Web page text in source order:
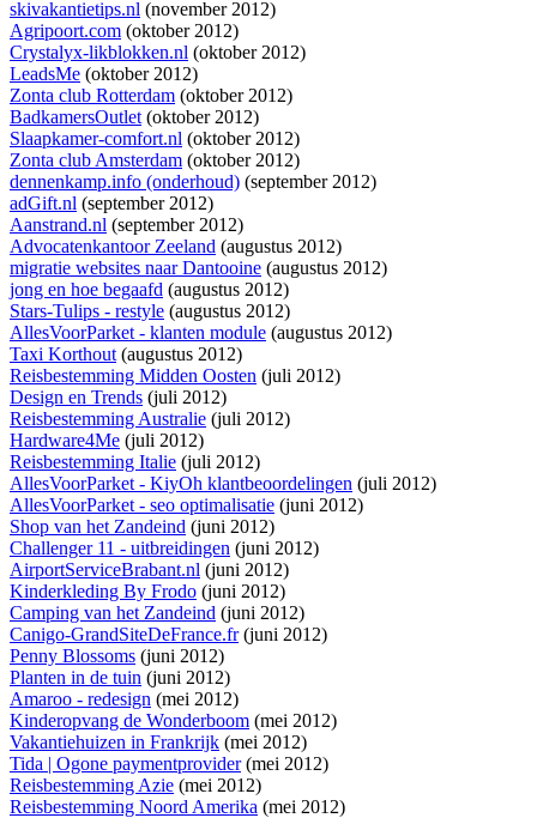
skivakantietips.nl (november 2012)
Agripoort.com (oktober 2012)
Crystalyx-likblokken.nl (oktober 2012)
LeadsMe (oktober 2012)
Zonta club Rotterdam (oktober 2012)
BadkamersOutlet(oktober 2012)
Slaapkamer-comfort.nl (oktober 2012)
Zonta club Amsterdam (oktober 2012)
dennenkamp.info (onderhoud) (september 2012)
adGift.nl (september 2012)
Aanstrand.nl (september 2012)
Advocatenkantoor Zeeland (augustus 2012)
migratie websites naar Dantooine (augustus 2012)
jong en hoe begaafd (augustus 2012)
Stars-Tulips - restyle (augustus 2012)
AllesVoorParket - klanten module (augustus 2012)
Taxi Korthout(augustus 2012)
Reisbestemming Midden Oosten (juli 2012)
Design en Trends (juli 2012)
Reisbestemming Australie (juli 2012)
Hardware4Me (juli 2012)
Reisbestemming Italie (juli 2012)
AllesVoorParket - KiyOh klantbeoordelingen (juli 2012)
AllesVoorParket - seo optimalisatie (juni 2012)
Shop van het Zandeind (juni 2012)
Challenger 11 - uitbreidingen (juni 2012)
AirportServiceBrabant.nl (juni 2012)
Kinderkleding By Frodo (juni 2012)
Camping van het Zandeind (juni 2012)
Canigo-GrandSiteDeFrance.fr(juni 2012)
Penny Blossoms (juni 2012)
Planten in de tuin (juni 2012)
Amaroo - redesign (mei 2012)
Kinderopvang de Wonderboom (mei 2012)
Vakantiehuizen in Frankrijk (mei 2012)
Tida | Ogone paymentprovider(mei 2012)
Reisbestemming Azie (mei 2012)
Reisbestemming Noord Amerika (mei 2012)